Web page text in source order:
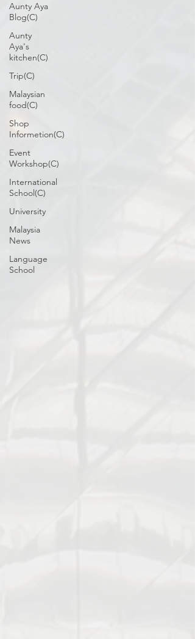
Aunty Aya
Blog(C)
Aunty
Aya's
kitchen(C)
Trip(C)
Malaysian
food(C)
Shop
Informetion(C)
Event
Workshop(C)
International
School(C)
University
Malaysia
News
Language
School